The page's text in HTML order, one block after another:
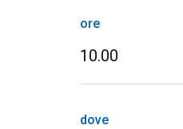
ore
10.00
dove